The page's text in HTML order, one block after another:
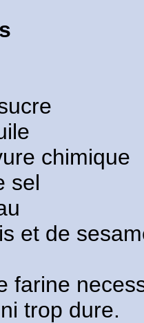
chimique
sel
et de
farine
trop dure.